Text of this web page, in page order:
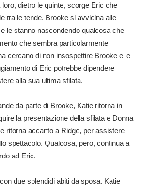
dietro le quinte, scorge Eric che
tra le tende. Brooke si avvicina alle
le stanno nascondendo qualcosa che
che sembra particolarmente
cercano di non insospettire Brooke e le
di Eric potrebbe dipendere
alla sua ultima sfilata.
da parte di Brooke, Katie ritorna in
la presentazione della sfilata e Donna
ritorna accanto a Ridge, per assistere
spettacolo. Qualcosa, però, continua a
ad Eric.
due splendidi abiti da sposa. Katie